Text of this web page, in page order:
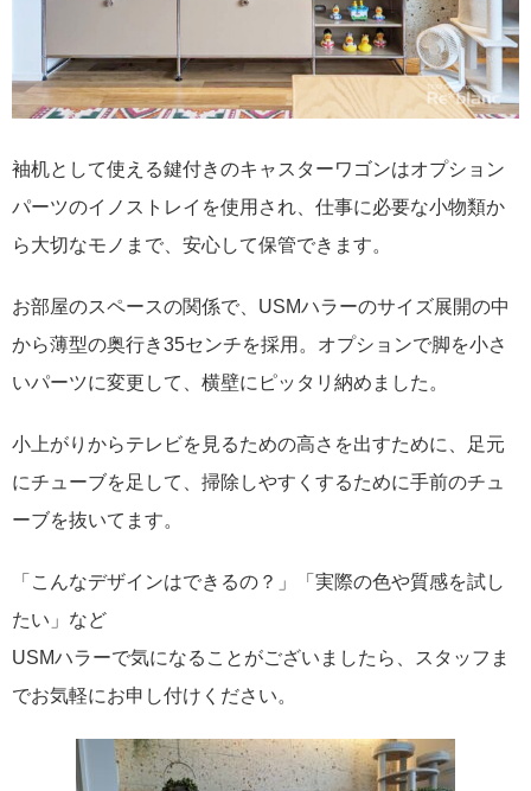
袖机として使える鍵付きのキャスターワゴンはオプション
パーツのイノストレイを使用され、仕事に必要な小物類か
ら大切なモノまで、安心して保管できます。
お部屋のスペースの関係で、USMハラーのサイズ展開の中
から薄型の奥行き35センチを採用。オプションで脚を小さ
いパーツに変更して、横壁にピッタリ納めました。
小上がりからテレビを見るための高さを出すために、足元
にチューブを足して、掃除しやすくするために手前のチュ
ーブを抜いてます。
「こんなデザインはできるの？」「実際の色や質感を試し
たい」など
USMハラーで気になることがございましたら、スタッフま
でお気軽にお申し付けください。